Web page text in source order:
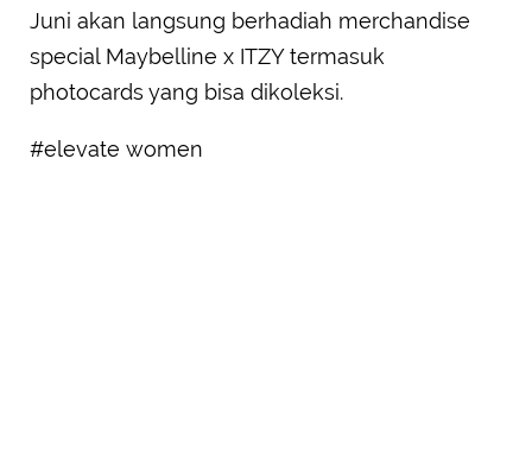
Juni akan langsung berhadiah merchandise
special Maybelline x ITZY termasuk
photocards yang bisa dikoleksi.
#elevate women